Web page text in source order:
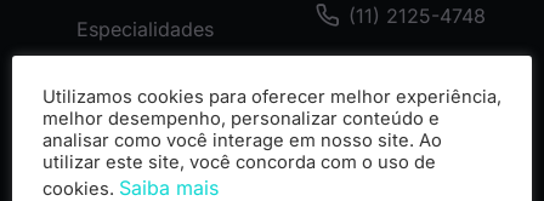
Especialidades
Cases
(11) 2125-4748
Utilizamos cookies para oferecer melhor experiência,
melhor desempenho, personalizar conteúdo e
analisar como você interage em nosso site. Ao
utilizar este site, você concorda com o uso de
cookies. Saiba mais